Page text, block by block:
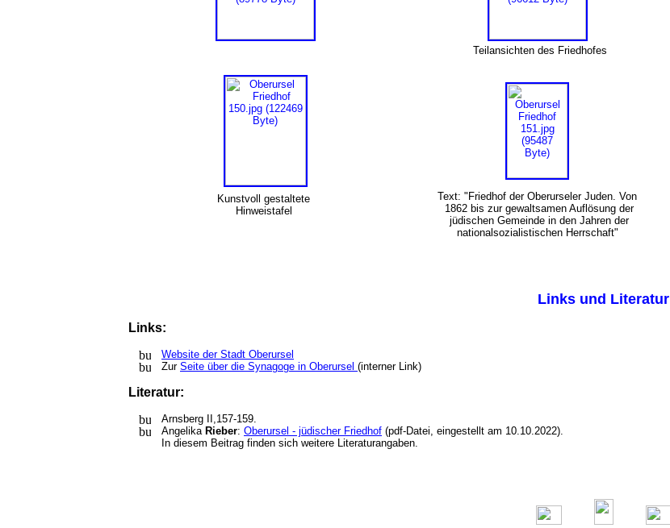
Teilansichten des Friedhofes
Kunstvoll gestaltete
Hinweistafel
Text: "Friedhof der Oberurseler Juden. Von
1862 bis zur gewaltsamen Auflösung der
jüdischen Gemeinde in den Jahren der
nationalsozialistischen Herrschaft"
Links und Literatur
Links:
Website der Stadt Oberursel
Zur Seite über die Synagoge in Oberursel (interner Link)
Literatur:
Arnsberg II,157-159.
Angelika Rieber: Oberursel - jüdischer Friedhof (pdf-Datei, eingestellt am 10.10.2022).
In diesem Beitrag finden sich weitere Literaturangaben.